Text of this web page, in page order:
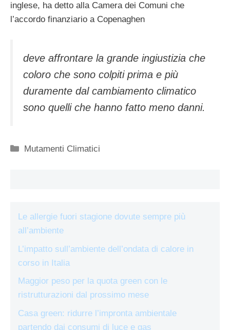
inglese, ha detto alla Camera dei Comuni che
l’accordo finanziario a Copenaghen
deve affrontare la grande ingiustizia che
coloro che sono colpiti prima e più
duramente dal cambiamento climatico
sono quelli che hanno fatto meno danni.
Categorie
Mutamenti Climatici
Le allergie fuori stagione dovute sempre più
all’ambiente
L’impatto sull’ambiente dell’ondata di calore in
corso in Italia
Maggior peso per la quota green con le
ristrutturazioni dal prossimo mese
Casa green: ridurre l’impronta ambientale
partendo dai consumi di luce e gas